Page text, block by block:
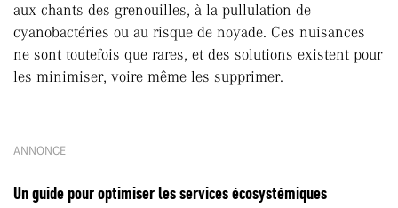
aux chants des grenouilles, à la pullulation de
cyanobactéries ou au risque de noyade. Ces nuisances
ne sont toutefois que rares, et des solutions existent pour
les minimiser, voire même les supprimer.
ANNONCE
Un guide pour optimiser les services écosystémiques